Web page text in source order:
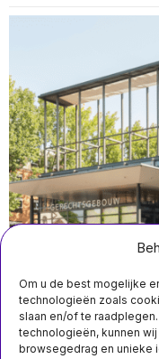
Om u de best mogelijke
technologieën zoals
slaan en/of te
technologieën, kunnen
browsegedrag en unieke
juli 22 16:40